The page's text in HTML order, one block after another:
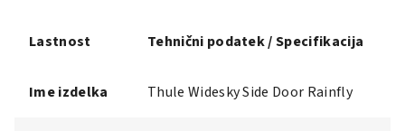
Lastnost Tehnični podatek / Specifikacija
Ime izdelka Thule Widesky Side Door Rainfly